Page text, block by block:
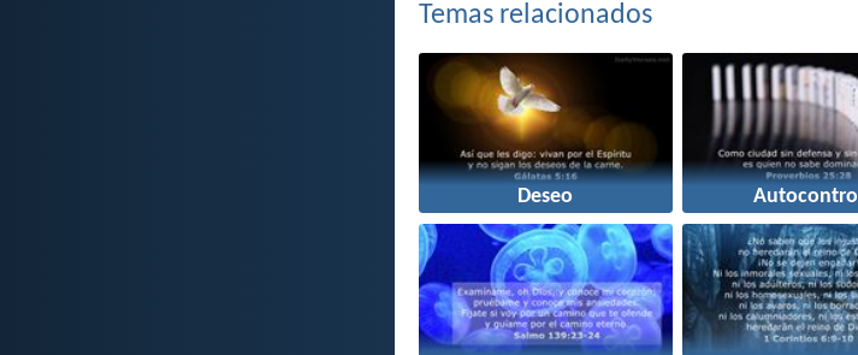
Temas relacionados
Deseo Autocontrol